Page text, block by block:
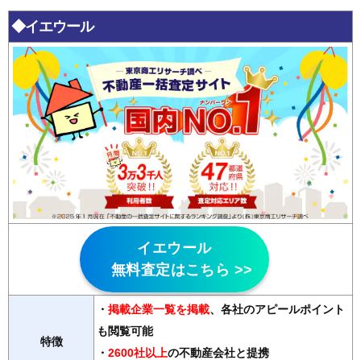
◆イエウール
イエウール
無料査定はこちら >>
特徴
・ 掲載企業一覧を掲載、各社のアピールポイント
も閲覧可能
・ 2600社以上の不動産会社と提携